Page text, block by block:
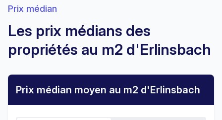
Prix médian
Les prix médians des
propriétés au m2 d'Erlinsbach
Prix médian moyen au m2 d'Erlinsbach